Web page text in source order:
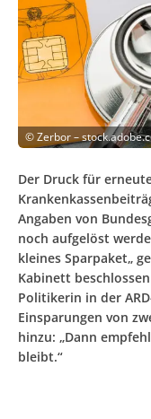
©Zerbor –
Der Druck für
Angaben von
noch aufgelöst
kleines Sparpaket„
Kabinett
Politikerin in der
Einsparungen von
hinzu: „Dann
bleibt.“